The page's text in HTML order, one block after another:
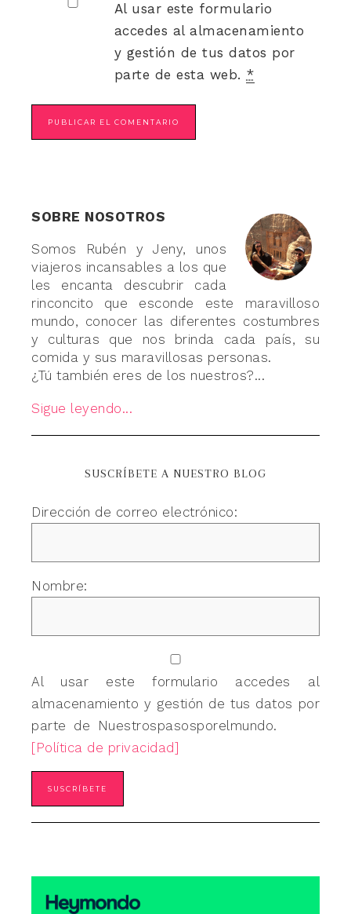
Al usar este formulario
accedes al almacenamiento
y gestión de tus datos por
parte de esta web. *
SOBRE NOSOTROS
Somos Rubén y Jeny, unos
viajeros incansables a los que
les encanta descubrir cada
rinconcito que esconde este maravilloso
mundo, conocer las diferentes costumbres
y culturas que nos brinda cada país, su
comida y sus maravillosas personas.
¿Tú también eres de los nuestros?...
Sigue leyendo...
SUSCRÍBETE A NUESTRO BLOG
Dirección de correo electrónico:
Nombre:
Al usar este formulario accedes al
almacenamiento y gestión de tus datos por
parte de Nuestrospasosporelmundo.
[Política de privacidad]